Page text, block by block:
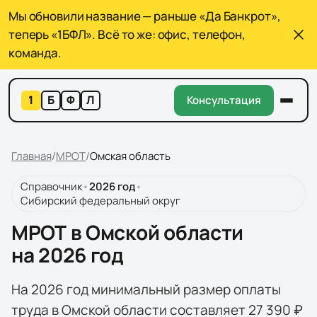
Мы обновили название — раньше «Да Банкрот»,
теперь «1БФЛ». Всё то же: офис, телефон,
команда.
1 Б Ф Л Консультация
Главная/МРОТ/Омская область
Справочник•2026год•
Сибирский федеральный округ
МРОТ в Омской области
на 2026 год
На 2026 год минимальный размер оплаты
труда в Омской области составляет 27 390 ₽